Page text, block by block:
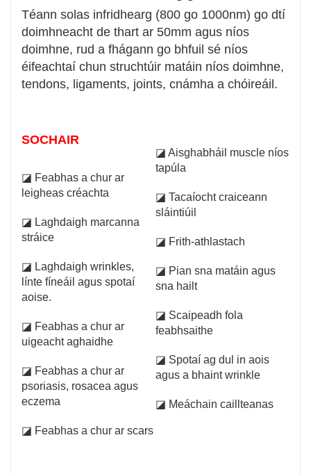
Téann solas infridhearg (800 go 1000nm) go dtí
doimhneacht de thart ar 50mm agus níos
doimhne, rud a fhágann go bhfuil sé níos
éifeachtaí chun struchtúir matáin níos doimhne,
tendons, ligaments, joints, cnámha a chóireáil.
SOCHAIR
◪ Feabhas a chur ar
leigheas créachta
◪ Laghdaigh marcanna
stráice
◪ Laghdaigh wrinkles,
línte fíneáil agus spotaí
aoise.
◪ Feabhas a chur ar
uigeacht aghaidhe
◪ Feabhas a chur ar
psoriasis, rosacea agus
eczema
◪ Feabhas a chur ar scars
◪ Aisghabháil muscle níos
tapúla
◪ Tacaíocht craiceann
sláintiúil
◪ Frith-athlastach
◪ Pian sna matáin agus
sna hailt
◪ Scaipeadh fola
feabhsaithe
◪ Spotaí ag dul in aois
agus a bhaint wrinkle
◪ Meáchain caillteanas